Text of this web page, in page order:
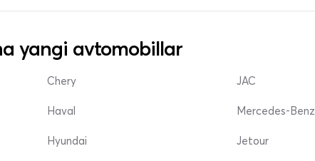
yangi avtomobillar
Chery
Haval
Hyundai
JAC
Mercedes-Benz
Jetour